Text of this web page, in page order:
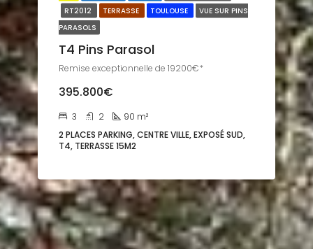
RT2012
TERRASSE TOULOUSE
VUE SUR PINS
PARASOLS
T4 Pins Parasol
Remise exceptionnelle de 19200€*
395.800€
3 2 90 m²
2 PLACES PARKING, CENTRE VILLE, EXPOSÉ SUD,
T4, TERRASSE 15M2